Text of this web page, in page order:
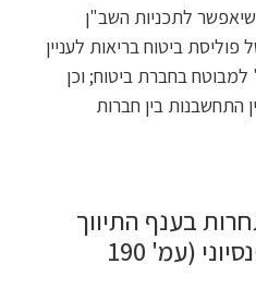
לתכניות השב"ן
ביטוח בריאות לעניין
בחברת ביטוח; וכן
התחשבנות בין חברות
בענף התיווך
לביטוח ובחיסכון הפנסיוני (עמ' 190